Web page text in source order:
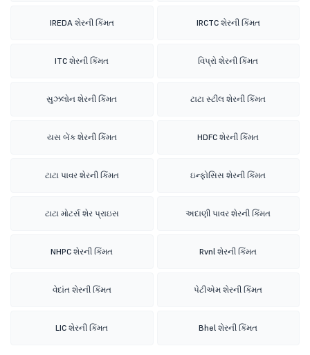
IREDA શેરની કિંમત IRCTC શેરની કિંમત
ITC શેરની કિંમત વિપ્રો શેરની કિંમત
સુઝલોન શેરની કિંમત ટાટા સ્ટીલ શેરની કિંમત
યસ બેંક શેરની કિંમત HDFC શેરની કિંમત
ટાટા પાવર શેરની કિંમત ઇન્ફોસિસ શેરની કિંમત
ટાટા મોટર્સ શેર પ્રાઇસ અદાણી પાવર શેરની કિંમત
NHPC શેરની કિંમત Rvnl શેરની કિંમત
વેદાંત શેરની કિંમત પેટીએમ શેરની કિંમત
LIC શેરની કિંમત Bhel શેરની કિંમત